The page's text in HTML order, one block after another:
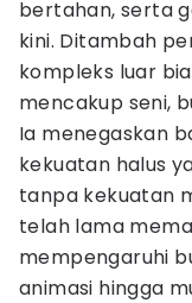
bertahan, serta
kini. Ditambah
kompleks luar
mencakup seni,
Ia menegaskan
kekuatan halus
tanpa kekuatan
telah lama
mempengaruhi
animasi hingga